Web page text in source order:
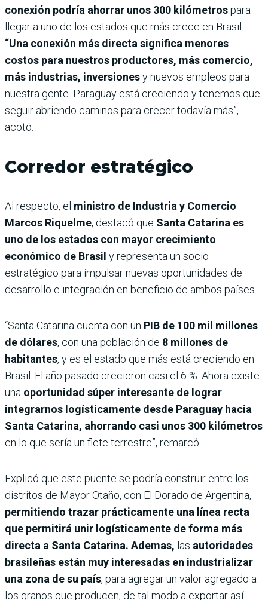
conexión podría ahorrar unos 300 kilómetrospara
llegar a uno de los estados que más crece en Brasil.
“Una conexión más directa significa menores
costos para nuestros productores, más comercio,
más industrias, inversionesy nuevos empleos para
nuestra gente. Paraguay está creciendo y tenemos que
seguir abriendo caminos para crecer todavía más”,
acotó.
Corredor estratégico
Al respecto, el ministro de Industria y Comercio
Marcos Riquelme, destacó que Santa Catarina es
uno de los estados con mayor crecimiento
económico de Brasil y representa un socio
estratégico para impulsar nuevas oportunidades de
desarrollo e integración en beneficio de ambos países.
“Santa Catarina cuenta con un PIB de 100 mil millones
de dólares, con una población de 8 millones de
habitantes, y es el estado que más está creciendo en
Brasil. El año pasado crecieron casi el 6 %. Ahora existe
una oportunidad súper interesante de lograr
integrarnos logísticamente desde Paraguay hacia
Santa Catarina, ahorrando casi unos 300 kilómetros
en lo que sería un flete terrestre”, remarcó.
Explicó que este puente se podría construir entre los
distritos de Mayor Otaño, con El Dorado de Argentina,
permitiendo trazar prácticamente una línea recta
que permitirá unir logísticamente de forma más
directa a Santa Catarina. Ademas, las autoridades
brasileñas están muy interesadas en industrializar
una zona de su país, para agregar un valor agregado a
los granos que producen, de tal modo a exportar así